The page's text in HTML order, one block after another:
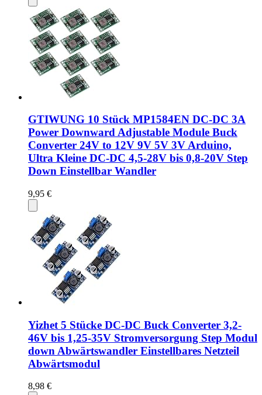
GTIWUNG 10 Stück MP1584EN DC-DC 3A
Power Downward Adjustable Module Buck
Converter 24V to 12V 9V 5V 3V Arduino,
Ultra Kleine DC-DC 4,5-28V bis 0,8-20V Step
Down Einstellbar Wandler
9,95 €
Yizhet 5 Stücke DC-DC Buck Converter 3,2-
46V bis 1,25-35V Stromversorgung Step Modul
down Abwärtswandler Einstellbares Netzteil
Abwärtsmodul
8,98 €